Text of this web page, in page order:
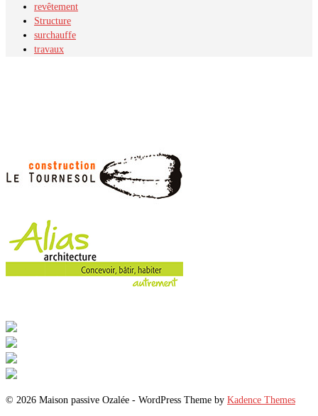
revêtement
Structure
surchauffe
travaux
© 2026 Maison passive Ozalée - WordPress Theme by Kadence Themes